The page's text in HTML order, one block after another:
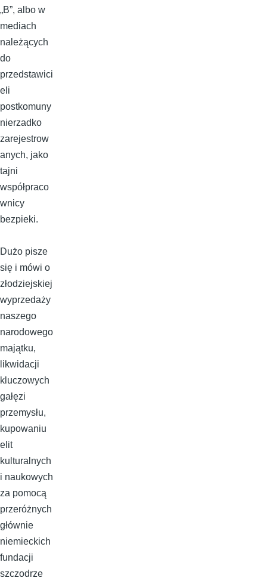
„B”, albo w
mediach
należących
do
przedstawici
eli
postkomuny
nierzadko
zarejestrow
anych, jako
tajni
współpraco
wnicy
bezpieki.
Dużo pisze
się i mówi o
złodziejskiej
wyprzedaży
naszego
narodowego
majątku,
likwidacji
kluczowych
gałęzi
przemysłu,
kupowaniu
elit
kulturalnych
i naukowych
za pomocą
przeróżnych
głównie
niemieckich
fundacji
szczodrze